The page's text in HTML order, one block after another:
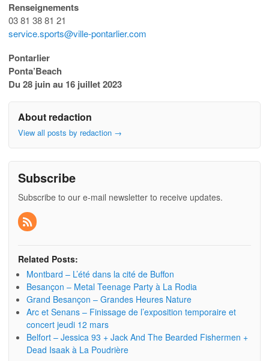
Renseignements
03 81 38 81 21
service.sports@ville-pontarlier.com
Pontarlier
Ponta’Beach
Du 28 juin au 16 juillet 2023
About redaction
View all posts by redaction →
Subscribe
Subscribe to our e-mail newsletter to receive updates.
Related Posts:
Montbard – L’été dans la cité de Buffon
Besançon – Metal Teenage Party à La Rodia
Grand Besançon – Grandes Heures Nature
Arc et Senans – Finissage de l’exposition temporaire et
concert jeudi 12 mars
Belfort – Jessica 93 + Jack And The Bearded Fishermen +
Dead Isaak à La Poudrière